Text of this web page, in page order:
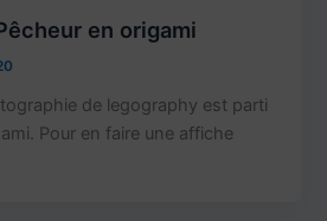
en origami
de legography est parti
Pour en faire une affiche